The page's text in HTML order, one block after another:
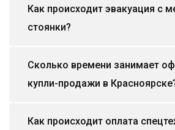
Как происходит эвакуация с
стоянки?
Сколько времени занимает
купли-продажи в
Как происходит оплата